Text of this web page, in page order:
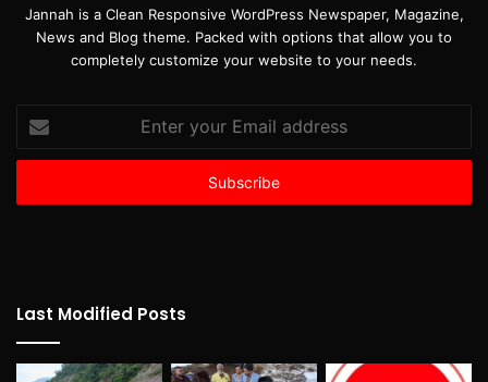
Jannah is a Clean Responsive WordPress Newspaper, Magazine,
News and Blog theme. Packed with options that allow you to
completely customize your website to your needs.
Enter
your
Email
Last Modified Posts